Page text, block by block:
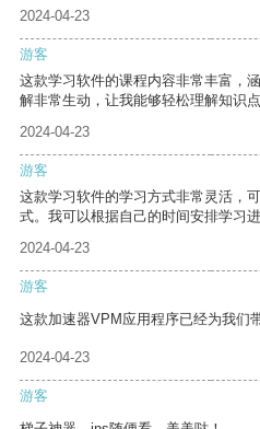
2024-04-23
游客
这款学习软件的课程内容非常丰富，
解非常生动，让我能够轻松理解知识点
2024-04-23
游客
这款学习软件的学习方式非常灵活，
式。我可以根据自己的时间安排学习进
2024-04-23
游客
这款加速器VPM应用程序已经为我们
2024-04-23
游客